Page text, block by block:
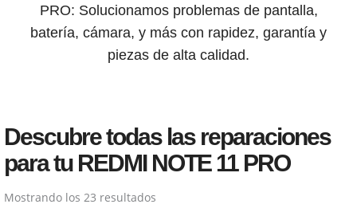
PRO: Solucionamos problemas de pantalla,
batería, cámara, y más con rapidez, garantía y
piezas de alta calidad.
Descubre todas las reparaciones
para tu REDMI NOTE 11 PRO
Mostrando los 23 resultados